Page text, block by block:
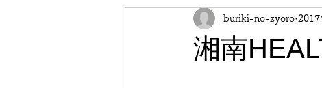
湘南
buriki-no-zyoro 2017